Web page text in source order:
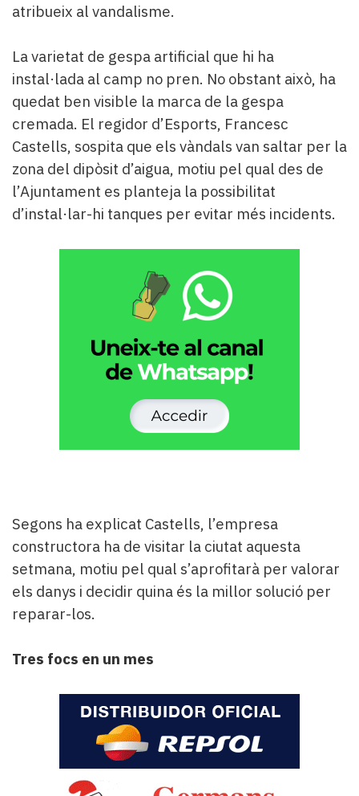
atribueix al vandalisme.
La varietat de gespa artificial que hi ha
instal·lada al camp no pren. No obstant això, ha
quedat ben visible la marca de la gespa
cremada. El regidor d’Esports, Francesc
Castells, sospita que els vàndals van saltar per la
zona del dipòsit d’aigua, motiu pel qual des de
l’Ajuntament es planteja la possibilitat
d’instal·lar-hi tanques per evitar més incidents.
Segons ha explicat Castells, l’empresa
constructora ha de visitar la ciutat aquesta
setmana, motiu pel qual s’aprofitarà per valorar
els danys i decidir quina és la millor solució per
reparar-los.
Tres focs en un mes